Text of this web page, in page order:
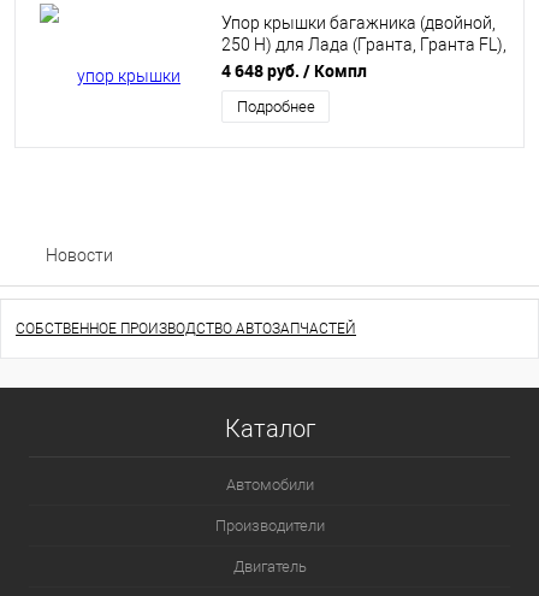
Упор крышки багажника (двойной,
250 Н) для Лада (Гранта, Гранта FL),
Датсун on-DO ТехноМастер
8231.0800.04
4 648 руб. / Компл
Подробнее
Новости
СОБСТВЕННОЕ ПРОИЗВОДСТВО АВТОЗАПЧАСТЕЙ
Каталог
Автомобили
Производители
Двигатель